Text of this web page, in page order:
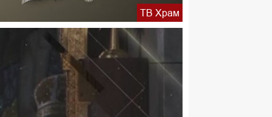
ТВ Храм